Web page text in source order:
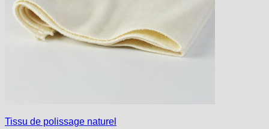
Tissu de polissage naturel